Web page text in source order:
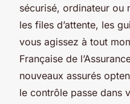
sécurisé, ordinateur ou
les files d’attente, les
vous agissez à tout
Française de
nouveaux assurés
le contrôle passe dans